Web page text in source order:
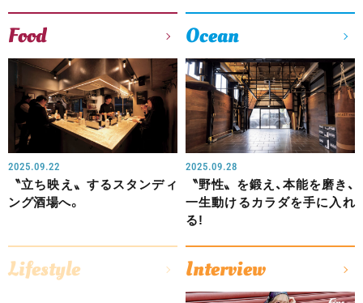
Food
2025.09.22
〝立ち映え〟するスタンディ
ング酒場へ。
Ocean
2025.09.28
〝野性〟を鍛え、本能を磨き、
一生動けるカラダを手に入れ
る!
Lifestyle Interview